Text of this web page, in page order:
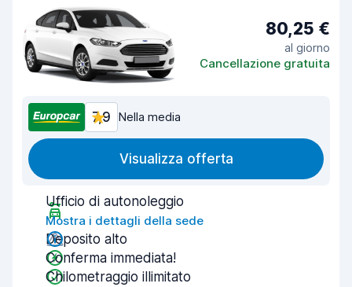
80,25 €
al giorno
Cancellazione gratuita
7,9 Nella media
Visualizza offerta
Ufficio di autonoleggio
Mostra i dettagli della sede
Deposito alto
Conferma immediata!
Chilometraggio illimitato